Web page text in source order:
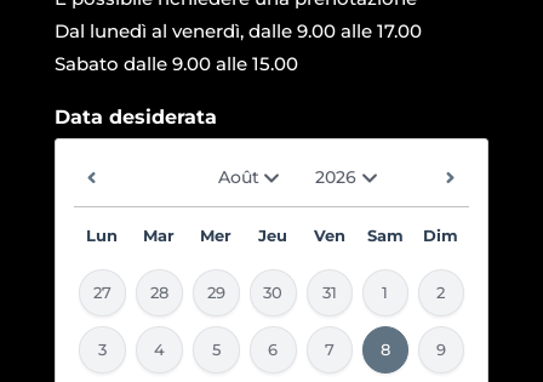
Dal lunedì al venerdì, dalle 9.00 alle 17.00
Sabato dalle 9.00 alle 15.00
Data desiderata
Lun Mar Mer Jeu Ven Sam Dim
27 28 29 30 31 1 2
3 4 5 6 7 8 9